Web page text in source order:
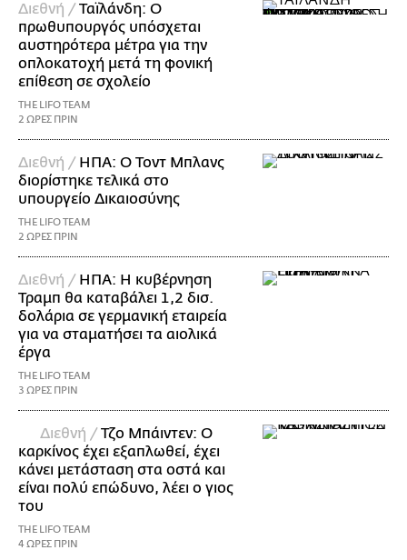
Διεθνή / Ταϊλάνδη: Ο
πρωθυπουργός υπόσχεται
αυστηρότερα μέτρα για την
οπλοκατοχή μετά τη φονική
επίθεση σε σχολείο
THE LIFO TEAM
2 ΩΡΕΣ ΠΡΙΝ
Διεθνή / ΗΠΑ: Ο Τοντ Μπλανς
διορίστηκε τελικά στο
υπουργείο Δικαιοσύνης
THE LIFO TEAM
2 ΩΡΕΣ ΠΡΙΝ
Διεθνή / ΗΠΑ: Η κυβέρνηση
Τραμπ θα καταβάλει 1,2 δισ.
δολάρια σε γερμανική εταιρεία
για να σταματήσει τα αιολικά
έργα
THE LIFO TEAM
3 ΩΡΕΣ ΠΡΙΝ
Διεθνή / Τζο Μπάιντεν: Ο
καρκίνος έχει εξαπλωθεί, έχει
κάνει μετάσταση στα οστά και
είναι πολύ επώδυνο, λέει ο γιος
του
THE LIFO TEAM
4 ΩΡΕΣ ΠΡΙΝ